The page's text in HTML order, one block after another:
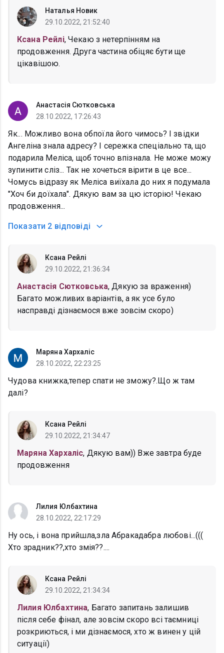
Наталья Новик
29.10.2022, 21:52:40
Ксана Рейлі, Чекаю з нетерпінням на
продовження. Друга частина обіцяє бути ще
цікавішою.
Анастасія Сютковська
28.10.2022, 17:26:43
Як... Можливо вона обпоїла його чимось? І звідки
Ангеліна знала адресу? І сережка спеціально та, що
подарила Меліса, щоб точно впізнала. Не може можу
зупинити сліз... Так не хочеться вірити в це все...
Чомусь відразу як Меліса виїхала до них я подумала
"Хоч би доїхала". Дякую вам за цю історію! Чекаю
продовження...
Показати 2 відповіді
Ксана Рейлі
29.10.2022, 21:36:34
Анастасія Сютковська, Дякую за враження)
Багато можливих варіантів, а як усе було
насправді дізнаємося вже зовсім скоро)
Маряна Хархаліс
28.10.2022, 22:23:25
Чудова книжка,тепер спати не зможу?.Що ж там
далі?
Ксана Рейлі
29.10.2022, 21:34:47
Маряна Хархаліс, Дякую вам)) Вже завтра буде
продовження
Лилия Юлбахтина
28.10.2022, 22:17:29
Ну ось, і вона прийшла,зла Абракадабра любові...(((
Хто зрадник??,хто змія??....
Ксана Рейлі
29.10.2022, 21:34:34
Лилия Юлбахтина, Багато запитань залишив
після себе фінал, але зовсім скоро всі таємниці
розкриються, і ми дізнаємося, хто ж винен у цій
ситуації)